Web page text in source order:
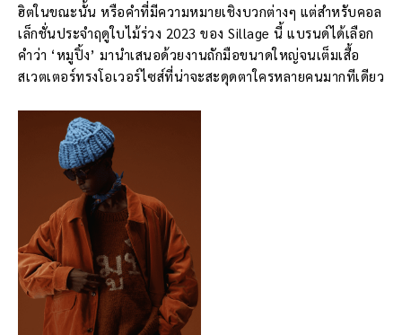
ฮิตในขณะนั้น หรือคำที่มีความหมายเชิงบวกต่างๆ แต่สำหรับคอล
เล็กชั่นประจำฤดูใบไม้ร่วง 2023 ของ Sillage นี้ แบรนด์ได้เลือก
คำว่า ‘หมูปิ้ง’ มานำเสนอด้วยงานถักมือขนาดใหญ่จนเต็มเสื้อ
สเวตเตอร์ทรงโอเวอร์ไซส์ที่น่าจะสะดุดตาใครหลายคนมากทีเดียว